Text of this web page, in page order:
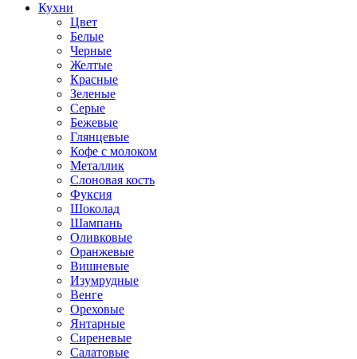
Кухни
Цвет
Белые
Черные
Желтые
Красные
Зеленые
Серые
Бежевые
Глянцевые
Кофе с молоком
Металлик
Слоновая кость
Фуксия
Шоколад
Шампань
Оливковые
Оранжевые
Вишневые
Изумрудные
Венге
Ореховые
Янтарные
Сиреневые
Салатовые